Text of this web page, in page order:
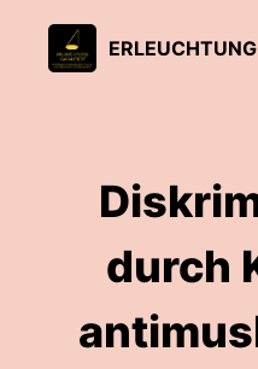
durch